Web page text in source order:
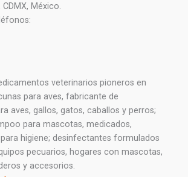
México.
veterinarios pioneros en
para aves, fabricante de
aves, gallos, gatos, caballos y perros;
para mascotas, medicados,
higiene; desinfectantes formulados
pecuarios, hogares con mascotas,
y accesorios.